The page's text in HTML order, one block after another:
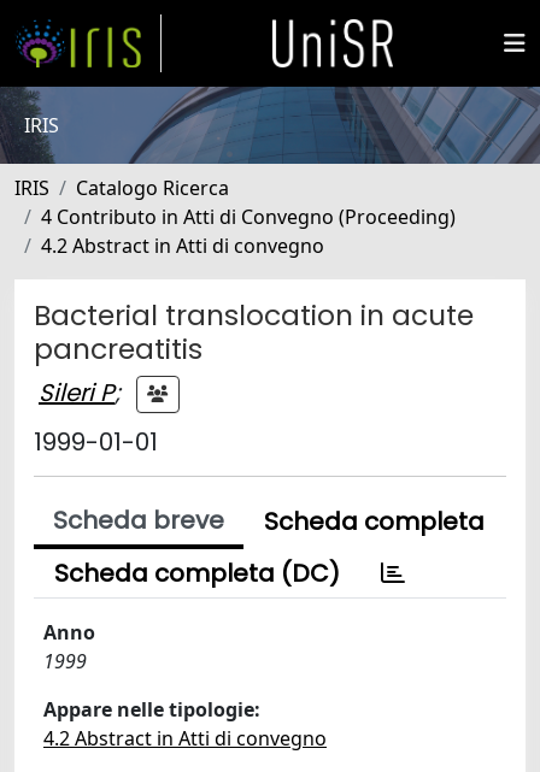
IRIS
IRIS
Catalogo Ricerca
4 Contributo in Atti di Convegno (Proceeding)
4.2 Abstract in Atti di convegno
Bacterial translocation in acute
pancreatitis
Sileri P;
1999-01-01
Scheda breve
Scheda completa
Scheda completa (DC)
Anno
1999
Appare nelle tipologie:
4.2 Abstract in Atti di convegno